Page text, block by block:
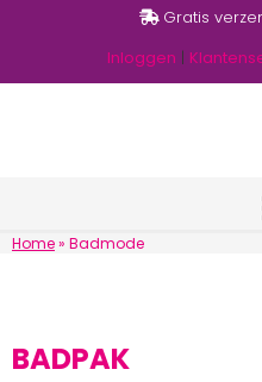
Gratis
Inloggen |
Home» Badmode
BADPAK